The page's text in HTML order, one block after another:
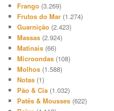
Frango (3.269)
Frutos do Mar (1.274)
Guarnição (2.423)
Massas (2.924)
Matinais (66)
Microondas (108)
Molhos (1.588)
Notas (1)
Pão & Cia (1.032)
Patês & Mousses (622)